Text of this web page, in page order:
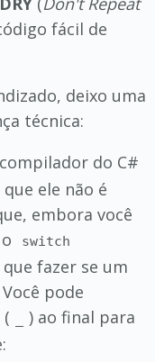
fácil de
deixo uma
técnica:
do C#
ele não é
embora você
switch
fazer se um
pode
(
) ao final para